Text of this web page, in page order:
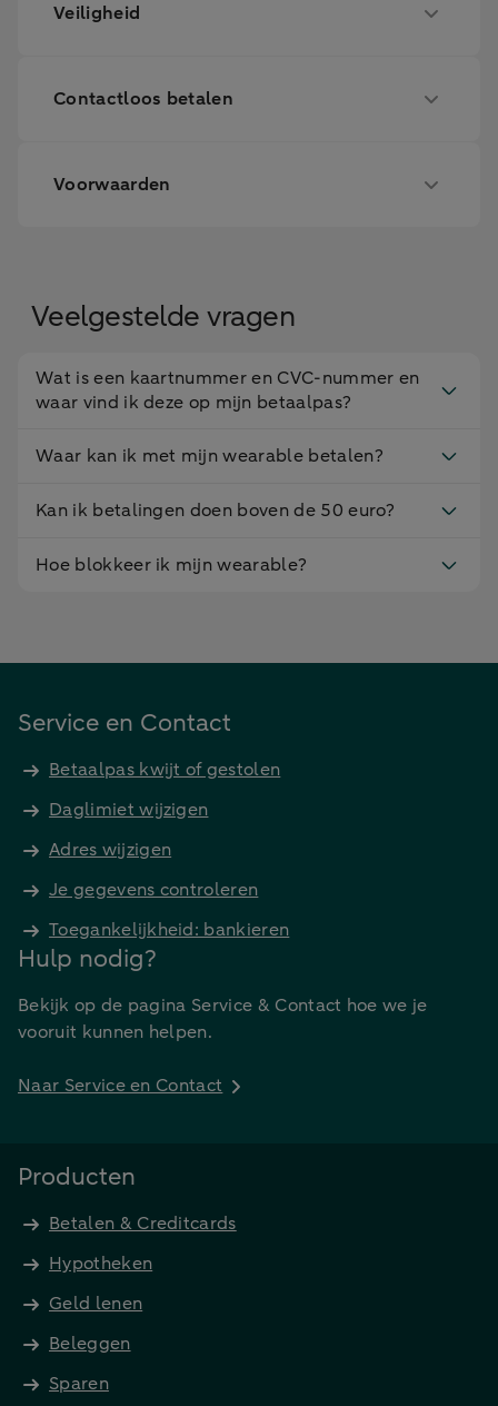
Veiligheid
Contactloos betalen
Voorwaarden
Veelgestelde vragen
Wat is een kaartnummer en CVC-nummer en
waar vind ik deze op mijn betaalpas?
Waar kan ik met mijn wearable betalen?
Kan ik betalingen doen boven de 50 euro?
Hoe blokkeer ik mijn wearable?
Service en Contact
Betaalpas kwijt of gestolen
Daglimiet wijzigen
Adres wijzigen
Je gegevens controleren
Toegankelijkheid: bankieren
Hulp nodig?
Bekijk op de pagina Service & Contact hoe we je
vooruit kunnen helpen.
Naar Service en Contact
Producten
Betalen & Creditcards
Hypotheken
Geld lenen
Beleggen
Sparen